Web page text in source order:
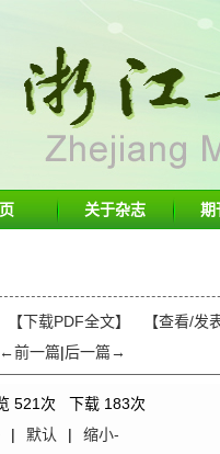
关于杂志 期
【下载PDF全文】 【查看/发
←前一篇|后一篇→
521 次 下载 183次
| 默认 | 缩小-